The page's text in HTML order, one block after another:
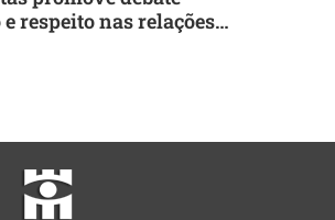
respeito nas relações